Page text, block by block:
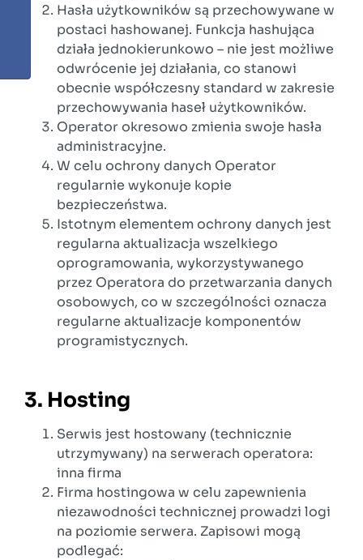
Hasła użytkowników są przechowywane w
postaci hashowanej. Funkcja hashująca
działa jednokierunkowo – nie jest możliwe
odwrócenie jej działania, co stanowi
obecnie współczesny standard w zakresie
przechowywania haseł użytkowników.
Operator okresowo zmienia swoje hasła
administracyjne.
W celu ochrony danych Operator
regularnie wykonuje kopie
bezpieczeństwa.
Istotnym elementem ochrony danych jest
regularna aktualizacja wszelkiego
oprogramowania, wykorzystywanego
przez Operatora do przetwarzania danych
osobowych, co w szczególności oznacza
regularne aktualizacje komponentów
programistycznych.
3. Hosting
Serwis jest hostowany (technicznie
utrzymywany) na serwerach operatora:
inna firma
Firma hostingowa w celu zapewnienia
niezawodności technicznej prowadzi logi
na poziomie serwera. Zapisowi mogą
podlegać: